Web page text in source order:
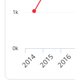
2014 2015 2016
0k
1k